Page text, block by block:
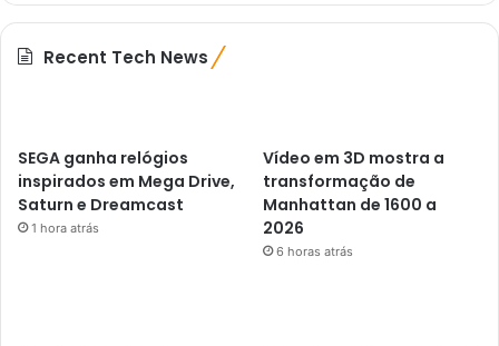
Recent Tech News
SEGA ganha relógios
inspirados em Mega Drive,
Saturn e Dreamcast
1 hora atrás
Vídeo em 3D mostra a
transformação de
Manhattan de 1600 a
2026
6 horas atrás